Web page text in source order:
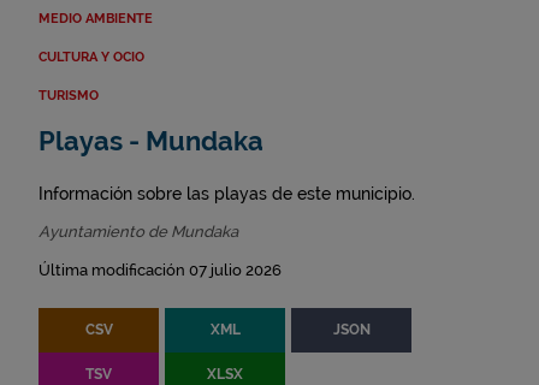
MEDIO AMBIENTE
CULTURA Y OCIO
TURISMO
Playas - Mundaka
Información sobre las playas de este municipio.
Ayuntamiento de Mundaka
Última modificación 07 julio 2026
CSV XML JSON
TSV XLSX